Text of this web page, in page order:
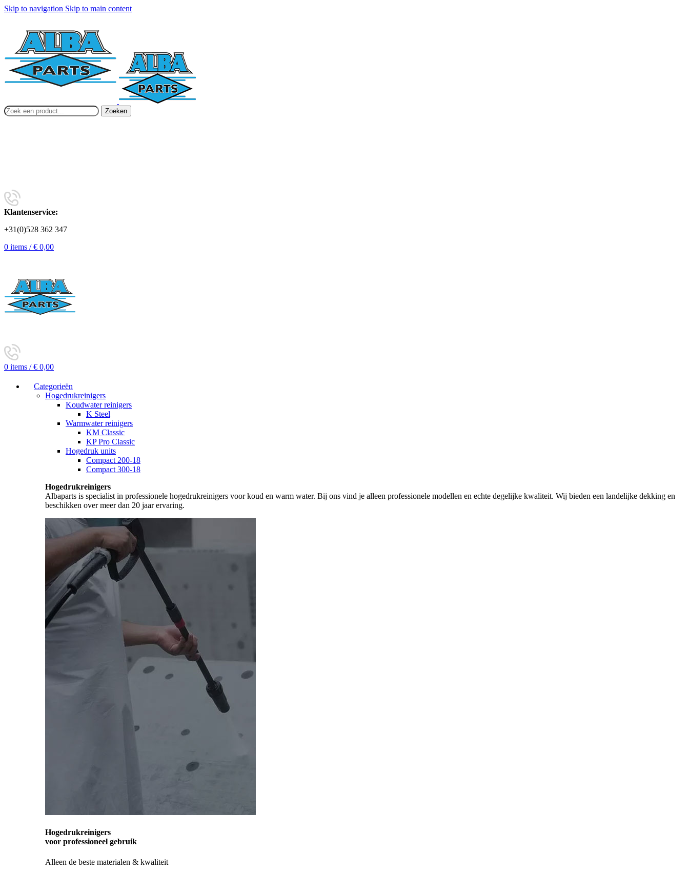
Skip to navigation Skip to main content
Zoeken
Klantenservice:
+31(0)528 362 347
0 items / € 0,00
0 items / € 0,00
Categorieën
Hogedrukreinigers
Koudwater reinigers
K Steel
Warmwater reinigers
KM Classic
KP Pro Classic
Hogedruk units
Compact 200-18
Compact 300-18
Hogedrukreinigers
Albaparts is specialist in professionele hogedrukreinigers voor koud en warm water. Bij ons vind je alleen professionele modellen en echte degelijke kwaliteit. Wij bieden een landelijke dekking en
beschikken over meer dan 20 jaar ervaring.
Hogedrukreinigers
voor professioneel gebruik
Alleen de beste materialen & kwaliteit